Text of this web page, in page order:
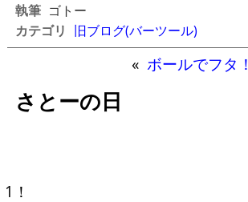
執筆 ゴトー
カテゴリ 旧ブログ(バーツール)
« ボールでフタ！
さとーの日
1！